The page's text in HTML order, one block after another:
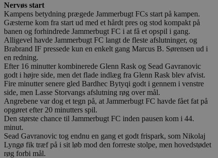
Nervøs start
Kampens betydning prægede Jammerbugt FCs start på kampen.
Gæsterne kom fra start ud med et hårdt pres og stod kompakt på
banen og forhindrede Jammerbugt FC i at få et opspil i gang.
Alligevel havde Jammerbugt FC langt de fleste afslutninger, og
Brabrand IF pressede kun en enkelt gang Marcus B. Sørensen ud i
en redning.
Efter 16 minutter kombinerede Glenn Rask og Sead Gavranovic
godt i højre side, men det flade indlæg fra Glenn Rask blev afvist.
Fire minutter senere gled Bardhec Bytyqi godt i gennem i venstre
side, men Lasse Storvangs afslutning røg over mål.
Angrebene var dog et tegn på, at Jammerbugt FC havde fået fat på
opgøret efter 20 minutters spil.
Den største chance til Jammerbugt FC inden pausen kom i 44.
minut.
Sead Gavranovic tog endnu en gang et godt frispark, som Nikolaj
Lyngø fik træf på i sit løb mod den forreste stolpe, men hovedstødet
røg forbi mål.